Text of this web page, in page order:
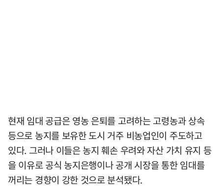
현재 임대 공급은 영농 은퇴를 고려하는 고령농과 상속
등으로 농지를 보유한 도시 거주 비농업인이 주도하고
있다. 그러나 이들은 농지 훼손 우려와 자산 가치 유지 등
을 이유로 공식 농지은행이나 공개 시장을 통한 임대를
꺼리는 경향이 강한 것으로 분석됐다.